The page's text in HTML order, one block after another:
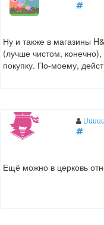
Ну и также в магазины
(лучше чистом, конечно),
покупку. По-моему,
Uuuuu
Ещё можно в церковь